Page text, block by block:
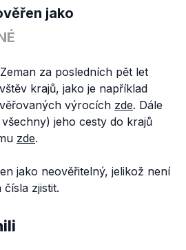
jako
za posledních pět let
krajů, jako je například
výrocích zde. Dále
jeho cesty do krajů
zde.
jako neověřitelný, jelikož není
zjistit.